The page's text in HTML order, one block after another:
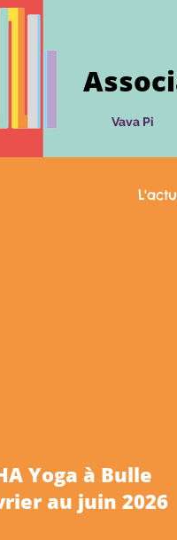
Vava Pi
Yoga à Bulle
au juin 2026